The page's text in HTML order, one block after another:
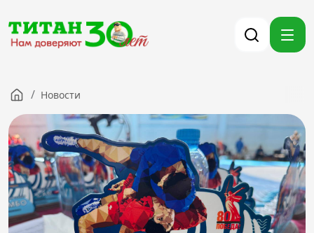
Компания
Партнерам
Тендеры
Вакансии
Новости
Контакты
/ Новости